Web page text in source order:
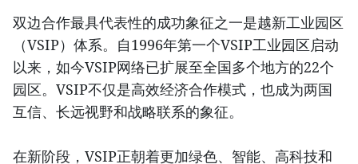
双边合作最具代表性的成功象征之一是越新工业园区
（VSIP）体系。自1996年第一个VSIP工业园区启动
以来，如今VSIP网络已扩展至全国多个地方的22个
园区。VSIP不仅是高效经济合作模式，也成为两国
互信、长远视野和战略联系的象征。
在新阶段，VSIP正朝着更加绿色、智能、高科技和